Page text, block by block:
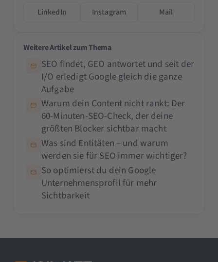
LinkedIn
Instagram Mail
Weitere Artikel zum Thema
SEO findet, GEO antwortet und seit der
I/O erledigt Google gleich die ganze
Aufgabe
Warum dein Content nicht rankt: Der
60-Minuten-SEO-Check, der deine
größten Blocker sichtbar macht
Was sind Entitäten – und warum
werden sie für SEO immer wichtiger?
So optimierst du dein Google
Unternehmensprofil für mehr
Sichtbarkeit